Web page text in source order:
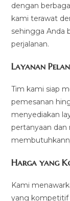
dengan
kami terawat
sehingga Anda
perjalanan.
Layanan
Tim kami siap
pemesanan
menyediakan
pertanyaan
Harga yang
Kami
yang kompetitif